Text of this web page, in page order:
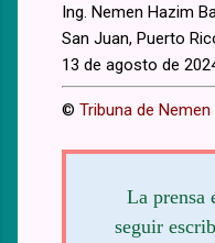
Ing. Nemen Hazim
San Juan, Puerto
13 de agosto de
© Tribuna de Nemen
La prensa
seguir